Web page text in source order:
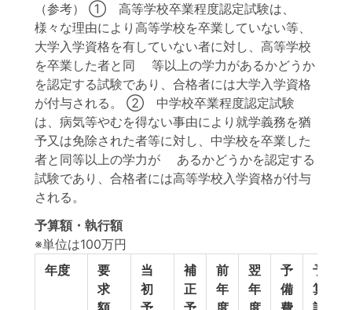
（参考） ① 高等学校卒業程度認定試験は、
様々な理由により高等学校を卒業していない等、
大学入学資格を有していない者に対し、高等学校
を卒業した者と同 等以上の学力があるかどうか
を認定する試験であり、合格者には大学入学資格
が付与される。 ② 中学校卒業程度認定試験
は、病気等やむを得ない事由により就学義務を猶
予又は免除された者等に対し、中学校を卒業した
者と同等以上の学力が あるかどうかを認定する
試験であり、合格者には高等学校入学資格が付与
される。
予算額・執行額
※単位は100万円
年度
要
求
当
初
補
正
前
年
翌
年
予
備
予
算